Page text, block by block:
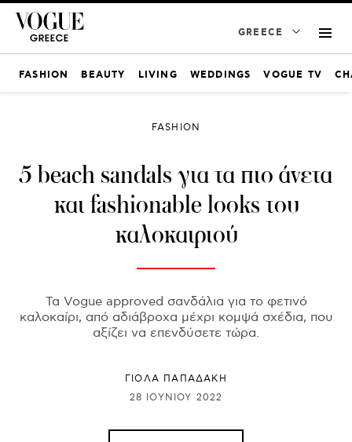
GREECE
FASHION BEAUTY LIVING WEDDINGS VOGUE TV
FASHION
5 beach sandals για τα πιο άνετα
και fashionable looks του
καλοκαιριού
Τα Vogue approved σανδάλια για το φετινό
καλοκαίρι, από αδιάβροχα μέχρι κομψά σχέδια, που
αξίζει να επενδύσετε τώρα.
ΓΙΌΛΑ ΠΑΠΑΔΆΚΗ
28 ΙΟΥΝΊΟΥ 2022